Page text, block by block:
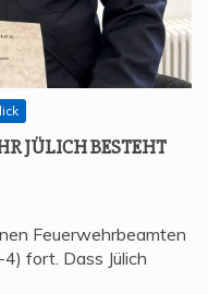
JÜLICH BESTEHT
Feuerwehrbeamten
fort. Dass Jülich